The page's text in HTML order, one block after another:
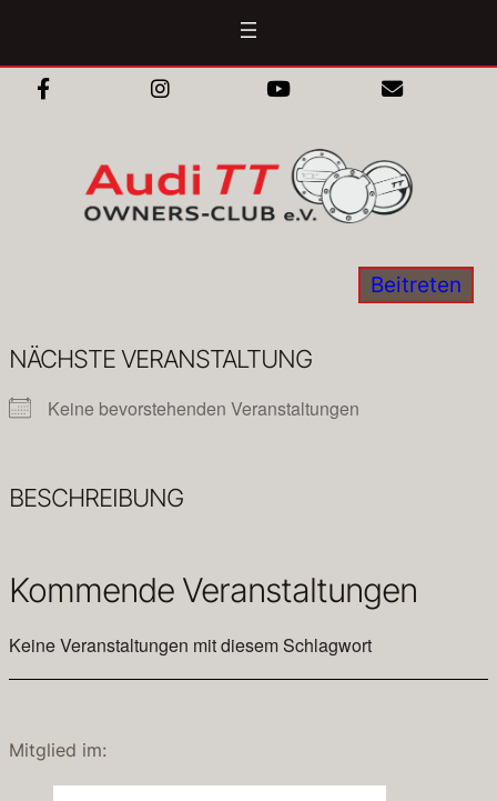
springen
Beitreten
NÄCHSTE VERANSTALTUNG
Keine bevorstehenden Veranstaltungen
BESCHREIBUNG
Kommende Veranstaltungen
Keine Veranstaltungen mit diesem Schlagwort
Mitglied im: